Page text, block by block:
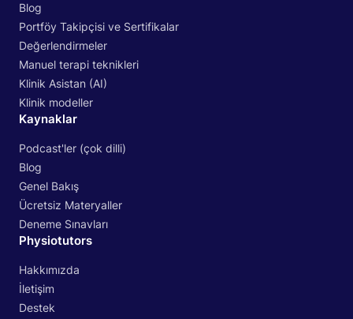
Blog
Portföy Takipçisi ve Sertifikalar
Değerlendirmeler
Manuel terapi teknikleri
Klinik Asistan (AI)
Klinik modeller
Kaynaklar
Podcast'ler (çok dilli)
Blog
Genel Bakış
Ücretsiz Materyaller
Deneme Sınavları
Physiotutors
Hakkımızda
İletişim
Destek